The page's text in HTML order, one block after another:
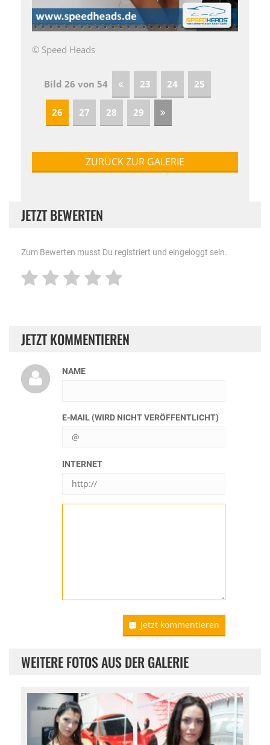
© Speed Heads
Bild 26 von 54 23 24 25
26 27 28 29
ZURÜCK ZUR GALERIE
JETZT BEWERTEN
Zum Bewerten musst Du registriert und eingeloggt sein.
JETZT KOMMENTIEREN
NAME
E-MAIL (WIRD NICHT VERÖFFENTLICHT)
INTERNET
Jetzt kommentieren
WEITERE FOTOS AUS DER GALERIE